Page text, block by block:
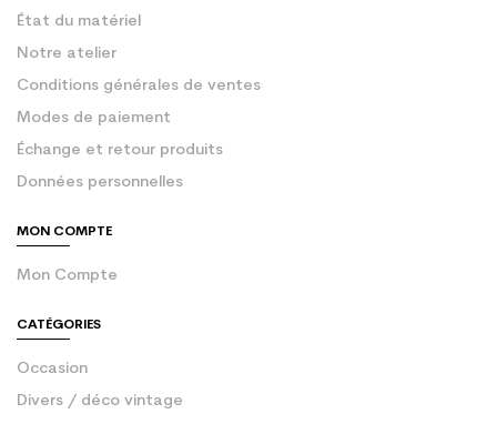
État du matériel
Notre atelier
Conditions générales de ventes
Modes de paiement
Échange et retour produits
Données personnelles
MON COMPTE
Mon Compte
CATÉGORIES
Occasion
Divers / déco vintage